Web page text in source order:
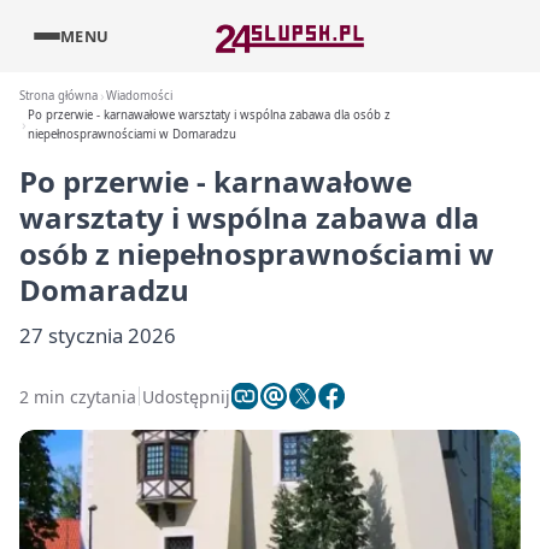
MENU
Strona główna Wiadomości
Po przerwie - karnawałowe warsztaty i wspólna zabawa dla osób z
niepełnosprawnościami w Domaradzu
Po przerwie - karnawałowe
warsztaty i wspólna zabawa dla
osób z niepełnosprawnościami w
Domaradzu
27 stycznia 2026
2 min czytania Udostępnij